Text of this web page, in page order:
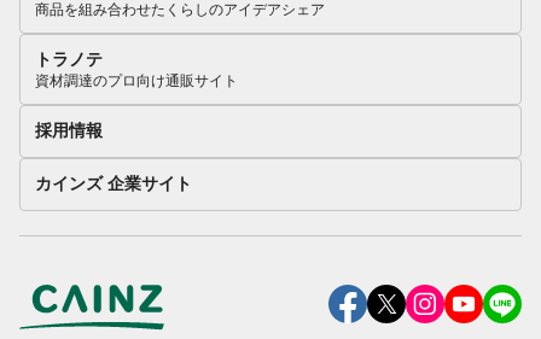
商品を組み合わせたくらしのアイデアシェア
トラノテ
資材調達のプロ向け通販サイト
採用情報
カインズ 企業サイト